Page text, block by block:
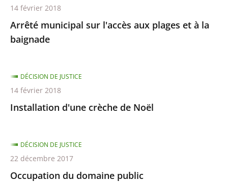
Arrêté municipal sur l'accès aux plages et à la
baignade
14 février 2018
Installation d'une crèche de Noël
DÉCISION DE JUSTICE
14 février 2018
Occupation du domaine public
DÉCISION DE JUSTICE
22 décembre 2017